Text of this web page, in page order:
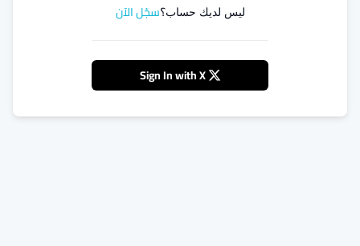
ليس لديك حساب؟سجّل الآن
Sign In with X